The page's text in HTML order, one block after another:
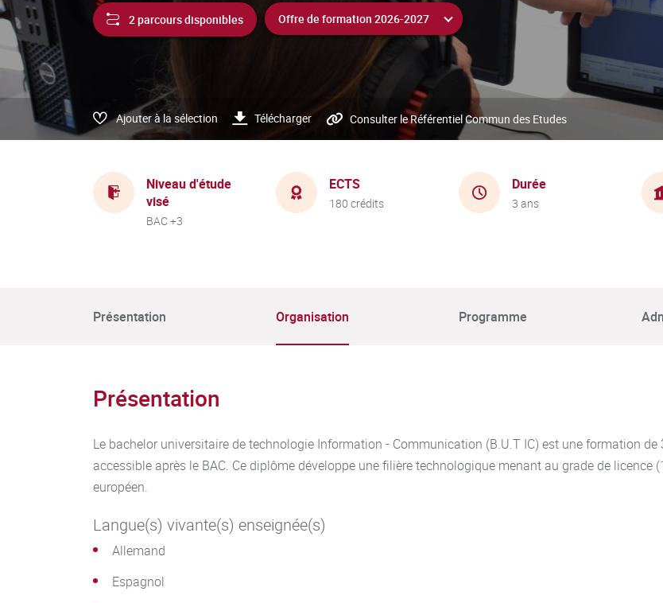
2 parcours disponibles
Ajouter à la sélection Télécharger Consulter le Référentiel Commun des Etudes
Niveau d'étude
visé
BAC +3
ECTS
180 crédits
Durée
3 ans
Présentation Organisation Programme
Présentation
Le bachelor universitaire de technologie Information - Communication (B.U.T IC) est une formation
accessible après le BAC. Ce diplôme développe une filière technologique menant au grade de licence
européen.
Langue(s) vivante(s) enseignée(s)
Allemand
Espagnol